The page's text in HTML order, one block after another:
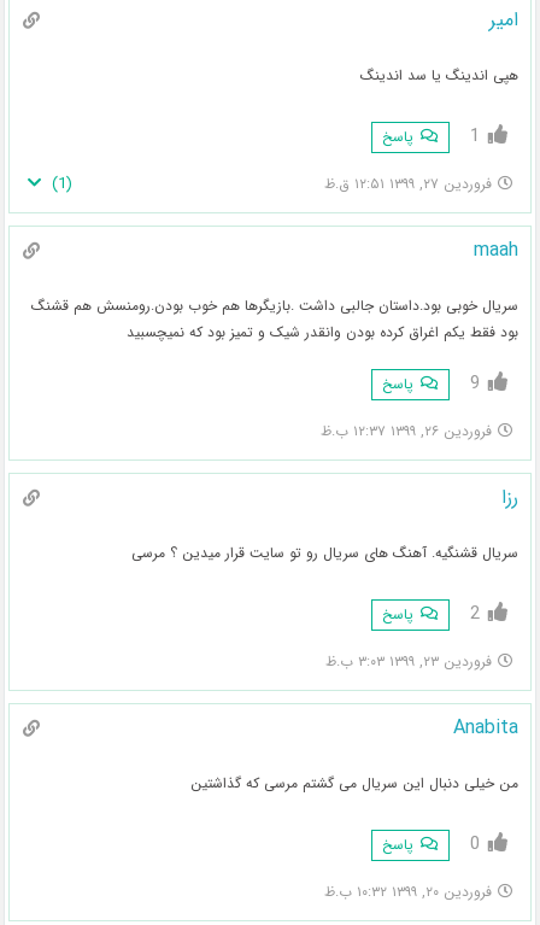
امیر
هپی اندینگ یا سد اندینگ
1 پاسخ
فروردین ۲۷, ۱۳۹۹ ۱۲:۵۱ ق.ظ (
1
)
maah
سریال خوبی بود.داستان جالبی داشت .بازیگرها هم خوب بودن.رومنسش هم قشنگ
بود فقط یکم اغراق کرده بودن وانقدر شیک و تمیز بود که نمیچسبید
9 پاسخ
فروردین ۲۶, ۱۳۹۹ ۱۲:۳۷ ب.ظ
رزا
سریال قشنگیه. آهنگ های سریال رو تو سایت قرار میدین ؟ مرسی
2 پاسخ
فروردین ۲۳, ۱۳۹۹ ۳:۰۳ ب.ظ
Anabita
من خیلی دنبال این سریال می گشتم مرسی که گذاشتین
0 پاسخ
فروردین ۲۰, ۱۳۹۹ ۱۰:۳۲ ب.ظ